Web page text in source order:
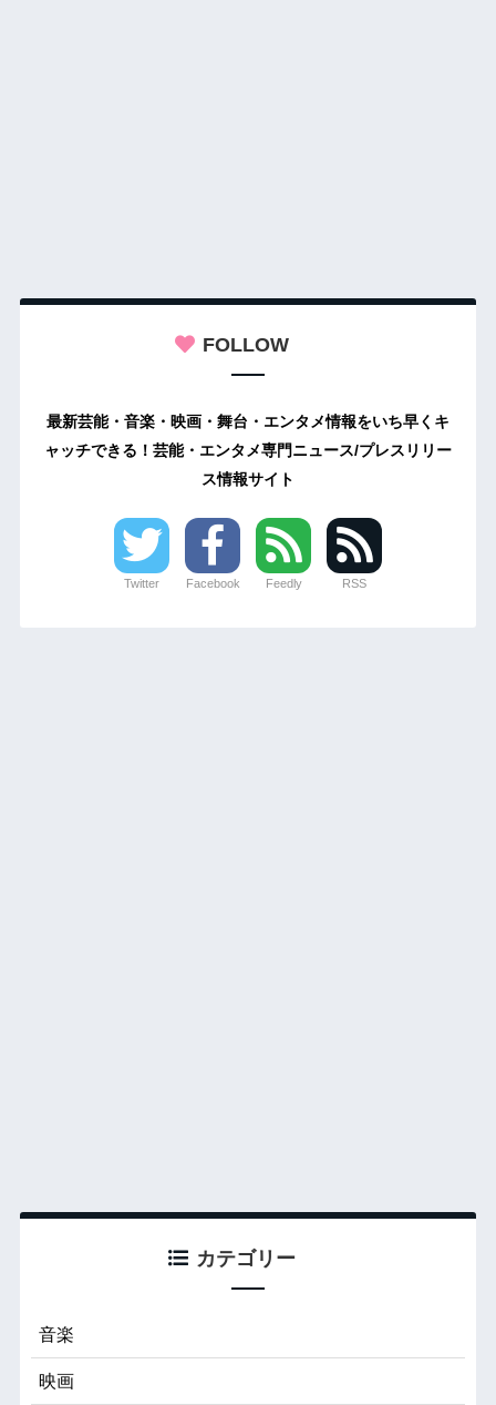
FOLLOW
最新芸能・音楽・映画・舞台・エンタメ情報をいち早くキ
ャッチできる！芸能・エンタメ専門ニュース/プレスリリー
ス情報サイト
Twitter Facebook Feedly RSS
カテゴリー
音楽
映画